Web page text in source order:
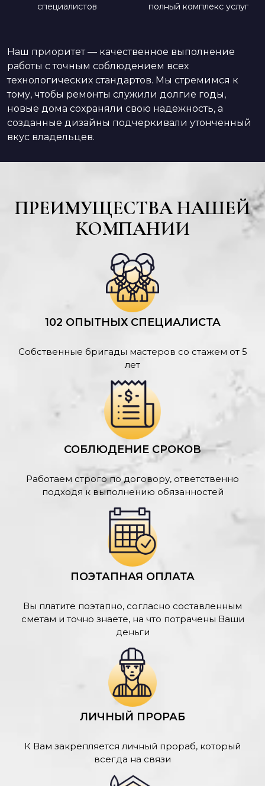
специалистов
полный комплекс услуг
Наш приоритет — качественное выполнение
работы с точным соблюдением всех
технологических стандартов. Мы стремимся к
тому, чтобы ремонты служили долгие годы,
новые дома сохраняли свою надежность, а
созданные дизайны подчеркивали утонченный
вкус владельцев.
ПРЕИМУЩЕСТВА НАШЕЙ
КОМПАНИИ
102 ОПЫТНЫХ СПЕЦИАЛИСТА
Собственные бригады мастеров со стажем от 5
лет
СОБЛЮДЕНИЕ СРОКОВ
Работаем строго по договору, ответственно
подходя к выполнению обязанностей
ПОЭТАПНАЯ ОПЛАТА
Вы платите поэтапно, согласно составленным
сметам и точно знаете, на что потрачены Ваши
деньги
ЛИЧНЫЙ ПРОРАБ
К Вам закрепляется личный прораб, который
всегда на связи